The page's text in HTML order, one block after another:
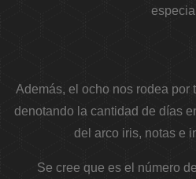
Además, el ocho nos rodea por
denotando la cantidad de días
del arco iris, notas e
Se cree que es el número